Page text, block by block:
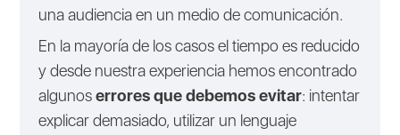
una audiencia en un medio de comunicación.
En la mayoría de los casos el tiempo es reducido
y desde nuestra experiencia hemos encontrado
algunoserrores que debemos evitar: intentar
explicar demasiado, utilizar un lenguaje